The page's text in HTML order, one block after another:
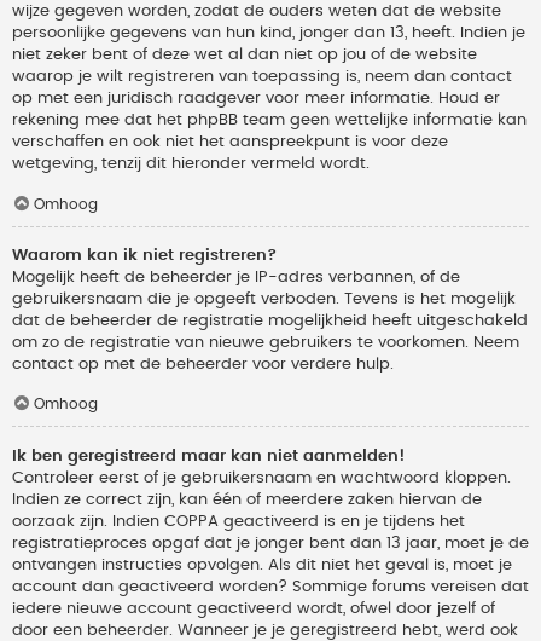
wijze gegeven worden, zodat de ouders weten dat de website
persoonlijke gegevens van hun kind, jonger dan 13, heeft. Indien je
niet zeker bent of deze wet al dan niet op jou of de website
waarop je wilt registreren van toepassing is, neem dan contact
op met een juridisch raadgever voor meer informatie. Houd er
rekening mee dat het phpBB team geen wettelijke informatie kan
verschaffen en ook niet het aanspreekpunt is voor deze
wetgeving, tenzij dit hieronder vermeld wordt.
Omhoog
Waarom kan ik niet registreren?
Mogelijk heeft de beheerder je IP-adres verbannen, of de
gebruikersnaam die je opgeeft verboden. Tevens is het mogelijk
dat de beheerder de registratie mogelijkheid heeft uitgeschakeld
om zo de registratie van nieuwe gebruikers te voorkomen. Neem
contact op met de beheerder voor verdere hulp.
Omhoog
Ik ben geregistreerd maar kan niet aanmelden!
Controleer eerst of je gebruikersnaam en wachtwoord kloppen.
Indien ze correct zijn, kan één of meerdere zaken hiervan de
oorzaak zijn. Indien COPPA geactiveerd is en je tijdens het
registratieproces opgaf dat je jonger bent dan 13 jaar, moet je de
ontvangen instructies opvolgen. Als dit niet het geval is, moet je
account dan geactiveerd worden? Sommige forums vereisen dat
iedere nieuwe account geactiveerd wordt, ofwel door jezelf of
door een beheerder. Wanneer je je geregistreerd hebt, werd ook